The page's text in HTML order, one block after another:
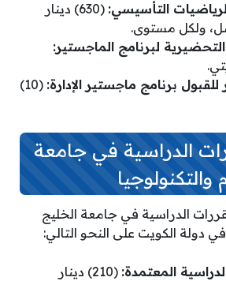
التأسيسي:
(630) دينار
ولكل مستوى.
لبرنامج الماجستير:
برنامج ماجستير الإدارة:
(10)
الدراسية في جامعة
والتكنولوجيا
الدراسية في جامعة الخليج
في دولة الكويت على النحو التالي:
المعتمدة:
(210) دينار